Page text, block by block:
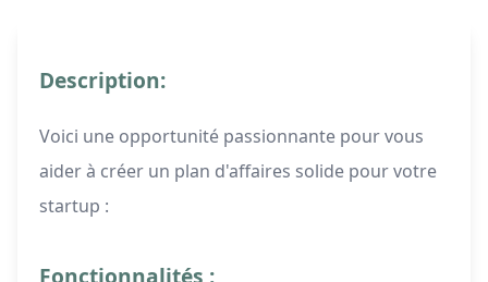
Description:
Voici une opportunité passionnante pour vous
aider à créer un plan d'affaires solide pour votre
startup :